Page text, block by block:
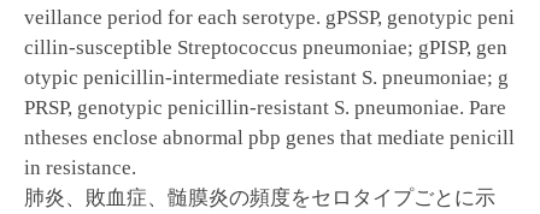
veillance period for each serotype. gPSSP, genotypic peni
cillin-susceptible Streptococcus pneumoniae; gPISP, gen
otypic penicillin-intermediate resistant S. pneumoniae; g
PRSP, genotypic penicillin-resistant S. pneumoniae. Pare
ntheses enclose abnormal pbp genes that mediate penicill
in resistance.
肺炎、敗血症、髄膜炎の頻度をセロタイプごとに示